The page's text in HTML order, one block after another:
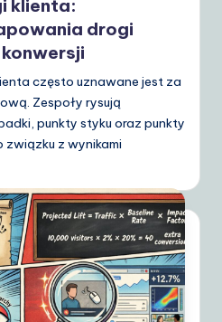
klienta:
drogi
często uznawane jest za
Zespoły rysują
punkty styku oraz punkty
związku z wynikami